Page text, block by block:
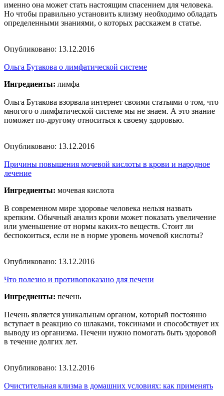
именно она может стать настоящим спасением для человека.
Но чтобы правильно установить клизму необходимо обладать
определенными знаниями, о которых расскажем в статье.
Опубликовано: 13.12.2016
Ольга Бутакова о лимфатической системе
Ингредиенты: лимфа
Ольга Бутакова взорвала интернет своими статьями о том, что
многого о лимфатической системе мы не знаем. А это знание
поможет по-другому относиться к своему здоровью.
Опубликовано: 13.12.2016
Причины повышения мочевой кислоты в крови и народное
лечение
Ингредиенты: мочевая кислота
В современном мире здоровье человека нельзя назвать
крепким. Обычный анализ крови может показать увеличение
или уменьшение от нормы каких-то веществ. Стоит ли
беспокоиться, если не в норме уровень мочевой кислоты?
Опубликовано: 13.12.2016
Что полезно и противопоказано для печени
Ингредиенты: печень
Печень является уникальным органом, который постоянно
вступает в реакцию со шлаками, токсинами и способствует их
выводу из организма. Печени нужно помогать быть здоровой
в течение долгих лет.
Опубликовано: 13.12.2016
Очистительная клизма в домашних условиях: как применять